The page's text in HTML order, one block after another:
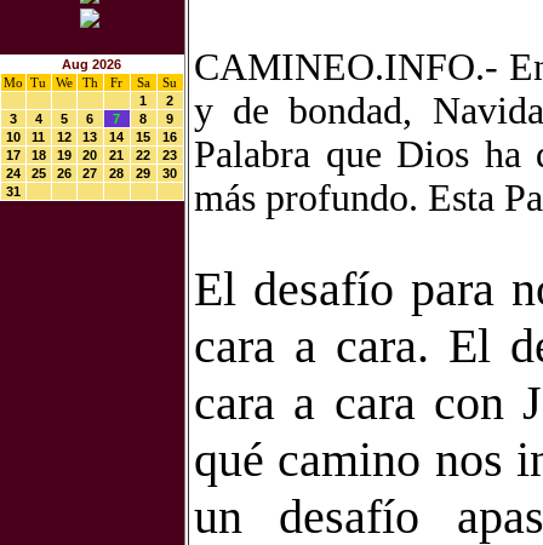
Aug 2026
Mo
Tu We Th Fr Sa
Su
1
2
3
4 5 6 7 8
9
10
11 12 13 14 15
16
17
18 19 20 21 22
23
24
25 26 27 28 29
30
31
CAMINEO.INFO.-
y de bondad,
Palabra que Dios ha
más profundo. Esta
El desafío para
cara a cara. El
cara a cara con
qué camino nos
un desafío